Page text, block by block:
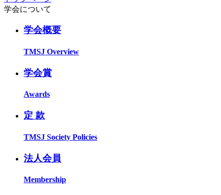
学会について
学会概要
TMSJ Overview
学会賞
Awards
定 款
TMSJ Society Policies
法人会員
Membership